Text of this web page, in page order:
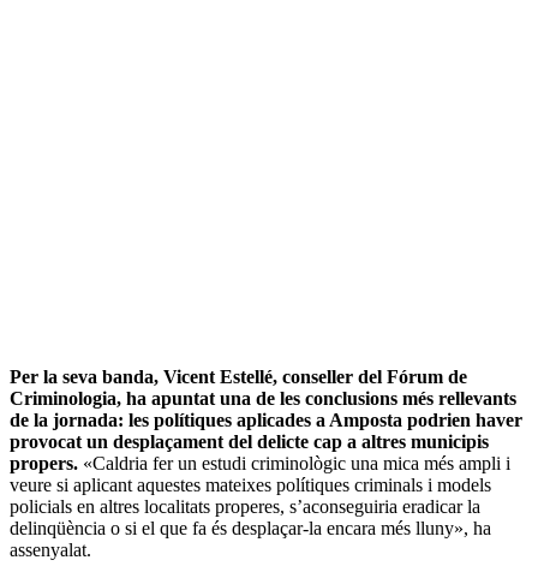
Per la seva banda, Vicent Estellé, conseller del Fórum de
Criminologia, ha apuntat una de les conclusions més rellevants
de la jornada: les polítiques aplicades a Amposta podrien haver
provocat un desplaçament del delicte cap a altres municipis
propers. «Caldria fer un estudi criminològic una mica més ampli i
veure si aplicant aquestes mateixes polítiques criminals i models
policials en altres localitats properes, s’aconseguiria eradicar la
delinqüència o si el que fa és desplaçar-la encara més lluny», ha
assenyalat.